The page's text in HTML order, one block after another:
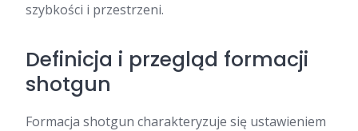
szybkości i przestrzeni.
Definicja i przegląd formacji
shotgun
Formacja shotgun charakteryzuje się ustawieniem